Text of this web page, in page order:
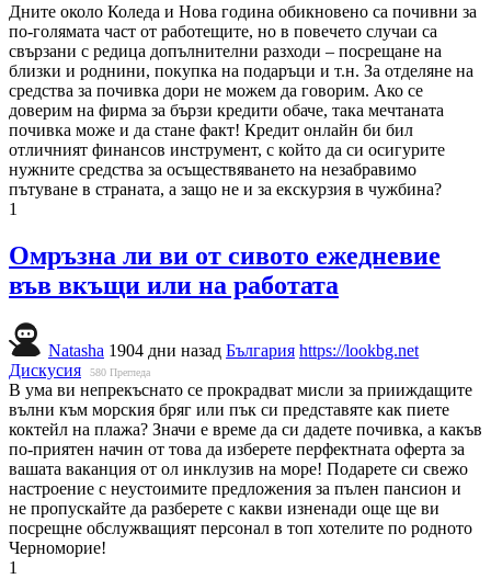
Дните около Коледа и Нова година обикновено са почивни за
по-голямата част от работещите, но в повечето случаи са
свързани с редица допълнителни разходи – посрещане на
близки и роднини, покупка на подаръци и т.н. За отделяне на
средства за почивка дори не можем да говорим. Ако се
доверим на фирма за бързи кредити обаче, така мечтаната
почивка може и да стане факт! Кредит онлайн би бил
отличният финансов инструмент, с който да си осигурите
нужните средства за осъществяването на незабравимо
пътуване в страната, а защо не и за екскурзия в чужбина?
1
Омръзна ли ви от сивото ежедневие
във вкъщи или на работата
Natasha 1904 дни назад България https://lookbg.net
Дискусия
580 Прегледа
В ума ви непрекъснато се прокрадват мисли за прииждащите
вълни към морския бряг или пък си представяте как пиете
коктейл на плажа? Значи е време да си дадете почивка, а какъв
по-приятен начин от това да изберете перфектната оферта за
вашата ваканция от ол инклузив на море! Подарете си свежо
настроение с неустоимите предложения за пълен пансион и
не пропускайте да разберете с какви изненади още ще ви
посрещне обслужващият персонал в топ хотелите по родното
Черноморие!
1